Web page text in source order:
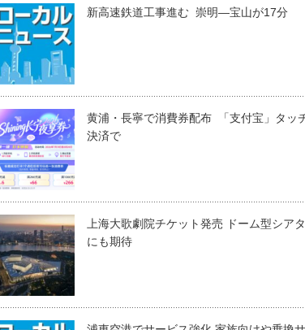
新高速鉄道工事進む 崇明―宝山が17分
黄浦・長寧で消費券配布 「支付宝」タッ
決済で
上海大歌劇院チケット発売 ドーム型シア
にも期待